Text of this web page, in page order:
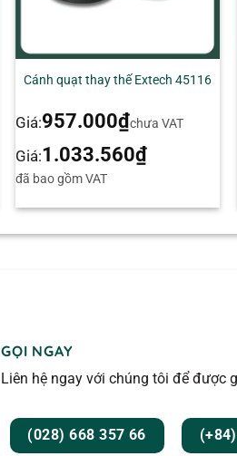
Cánh quạt thay thế Extech 45116
Giá:957.000₫chưa VAT
Giá:1.033.560₫
đã bao gồm VAT
GỌI NGAY
Liên hệ ngay với chúng tôi để được
(028) 668 357 66